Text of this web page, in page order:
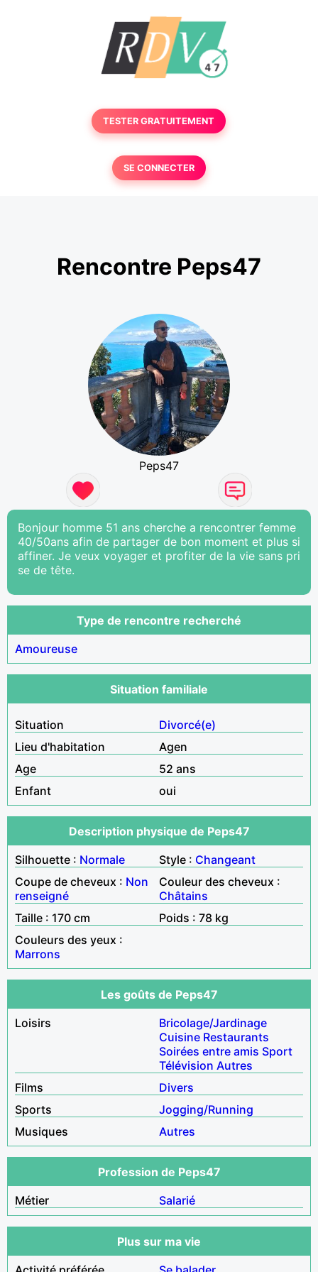
TESTER GRATUITEMENT
SE CONNECTER
Rencontre Peps47
Peps47
Bonjour homme 51 ans cherche a rencontrer femme
40/50ans afin de partager de bon moment et plus si
affiner. Je veux voyager et profiter de la vie sans pri
se de tête.
Type de rencontre recherché
Amoureuse
Situation familiale
Situation
Divorcé(e)
Lieu d'habitation
Agen
Age
52 ans
Enfant
oui
Description physique de Peps47
Silhouette : Normale Style : Changeant
Coupe de cheveux : Non
renseigné
Couleur des cheveux :
Châtains
Taille : 170 cm
Poids : 78 kg
Couleurs des yeux :
Marrons
Les goûts de Peps47
Loisirs
Bricolage/Jardinage
Cuisine Restaurants
Soirées entre amis Sport
Télévision Autres
Films
Divers
Sports
Jogging/Running
Musiques
Autres
Profession de Peps47
Métier
Salarié
Plus sur ma vie